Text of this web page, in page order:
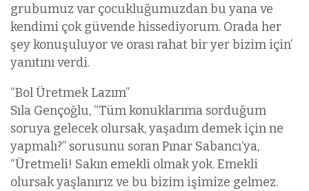
grubumuz var çocukluğumuzdan bu yana ve
kendimi çok güvende hissediyorum. Orada her
şey konuşuluyor ve orası rahat bir yer bizim için’
yanıtını verdi.
“Bol Üretmek Lazım”
Sıla Gençoğlu, “Tüm konuklarıma sorduğum
soruya gelecek olursak, yaşadım demek için ne
yapmalı?” sorusunu soran Pınar Sabancı’ya,
“Üretmeli! Sakın emekli olmak yok. Emekli
olursak yaşlanırız ve bu bizim işimize gelmez.